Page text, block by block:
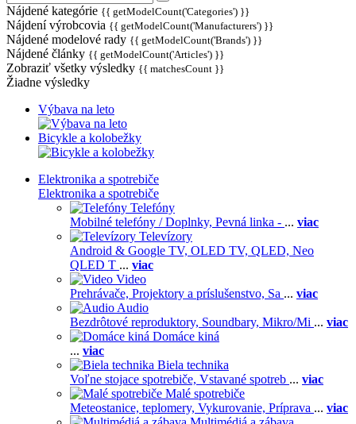
Nájdené kategórie {{ getModelCount('Categories') }}
Nájdení výrobcovia {{ getModelCount('Manufacturers') }}
Nájdené modelové rady {{ getModelCount('Brands') }}
Nájdené články {{ getModelCount('Articles') }}
Zobraziť všetky výsledky {{ matchesCount }}
Žiadne výsledky
Výbava na leto
Bicykle a kolobežky
Elektronika a spotrebiče
Elektronika a spotrebiče
Telefóny
Mobilné telefóny / Doplnky, Pevná linka - ... viac
Televízory
Android & Google TV, OLED TV, QLED, Neo
QLED T ... viac
Video
Prehrávače, Projektory a príslušenstvo, Sa ... viac
Audio
Bezdrôtové reproduktory, Soundbary, Mikro/Mi ... viac
Domáce kiná
... viac
Biela technika
Voľne stojace spotrebiče, Vstavané spotreb ... viac
Malé spotrebiče
Meteostanice, teplomery, Vykurovanie, Príprava ... viac